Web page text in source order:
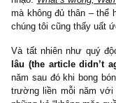
trong ngắn hạn mà
mình sẽ chịu thảm
Được dịp, các đơn vị
cơ cạnh tranh khác
không còn biết thế
biệt trong số đó có tờ